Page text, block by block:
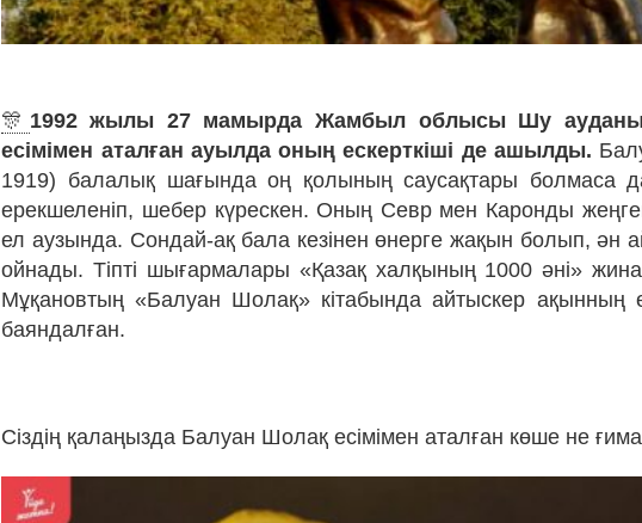
🎊 1992 жылы 27 мамырда Жамбыл облысы Шу
есімімен аталған ауылда оның ескерткіші де ашылды.
1919) балалық шағында оң қолының саусақтары болмаса
ерекшеленіп, шебер күрескен. Оның Севр мен Каронды
ел аузында. Сондай-ақ бала кезінен өнерге жақын болып, ән
ойнады. Тіпті шығармалары «Қазақ халқының 1000 әні»
Мұқановтың «Балуан Шолақ» кітабында айтыскер ақынның
баяндалған.
Сіздің қалаңызда Балуан Шолақ есімімен аталған көше не